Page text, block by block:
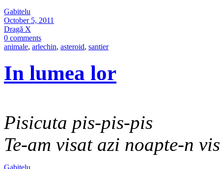
Gabitelu
October 5, 2011
Dragă X
0 comments
animale, arlechin, asteroid, santier
In lumea lor
Pisicuta pis-pis-pis
Te-am visat azi noapte-n